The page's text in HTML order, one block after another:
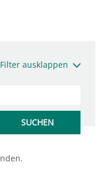
Filter ausklappen